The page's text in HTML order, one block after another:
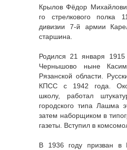
Крылов Фёдор
го стрелкового полка
дивизии 7-й армии
старшина.
Родился 21 января
Чернышово ныне
Рязанской области.
КПСС с 1942 года.
школу, работал
городского типа Лашма
затем наборщиком в
газеты. Вступил в
В 1936 году призван в